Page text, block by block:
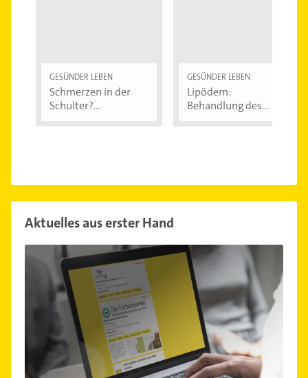
GESÜNDER LEBEN
Schmerzen in der
Schulter?
GESÜNDER LEBEN
Lipödem:
Behandlung des
Aktuelles aus erster Hand